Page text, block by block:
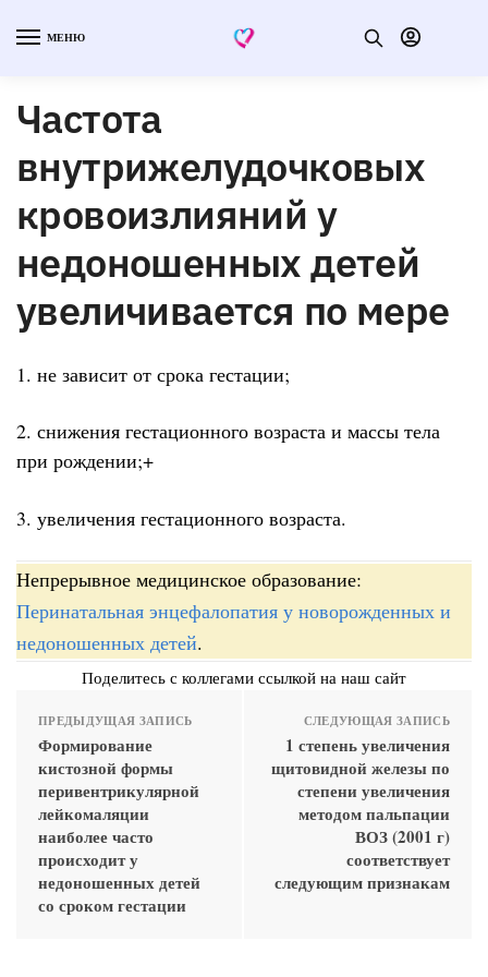
МЕНЮ
Частота
внутрижелудочковых
кровоизлияний у
недоношенных детей
увеличивается по мере
1. не зависит от срока гестации;
2. снижения гестационного возраста и массы тела
при рождении;+
3. увеличения гестационного возраста.
Непрерывное медицинское образование:
Перинатальная энцефалопатия у новорожденных и
недоношенных детей.
Поделитесь с коллегами ссылкой на наш сайт
ПРЕДЫДУЩАЯ ЗАПИСЬ
Формирование
кистозной формы
перивентрикулярной
лейкомаляции
наиболее часто
происходит у
недоношенных детей
со сроком гестации
СЛЕДУЮЩАЯ ЗАПИСЬ
1 степень увеличения
щитовидной железы по
степени увеличения
методом пальпации
ВОЗ (2001 г)
соответствует
следующим признакам